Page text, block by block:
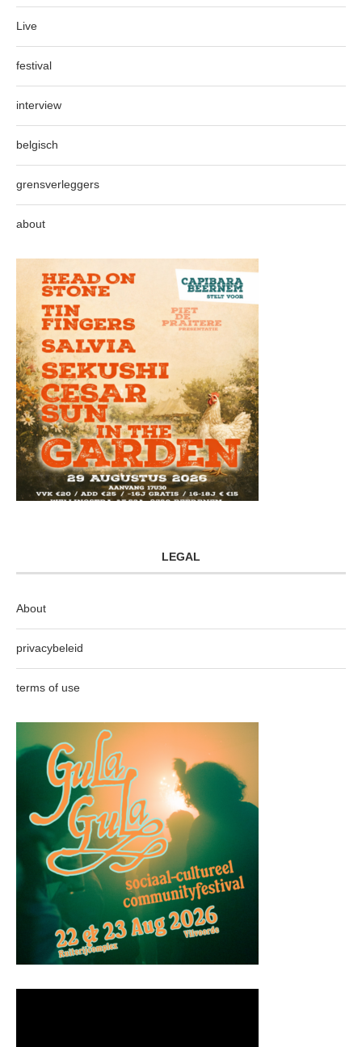
Live
festival
interview
belgisch
grensverleggers
about
LEGAL
About
privacybeleid
terms of use